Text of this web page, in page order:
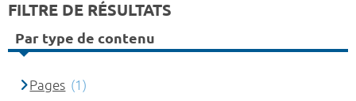
FILTRE DE RÉSULTATS
Par type de contenu
Pages (1)